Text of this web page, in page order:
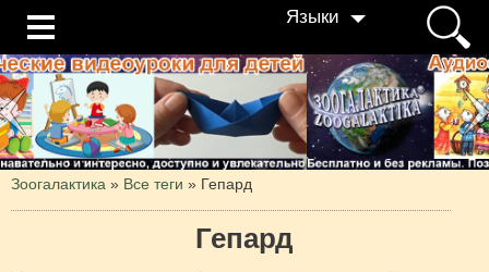
Языки
Зоогалактика » Все теги » Гепард
Гепард